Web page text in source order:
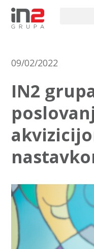
09/02/2022
IN2